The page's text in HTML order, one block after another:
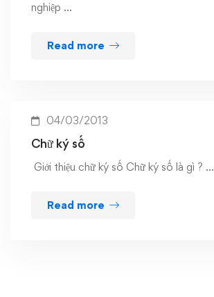
nghiệp …
Read more
04/03/2013
Chữ ký số
Giới thiệu chữ ký số Chữ ký số là gì ? …
Read more